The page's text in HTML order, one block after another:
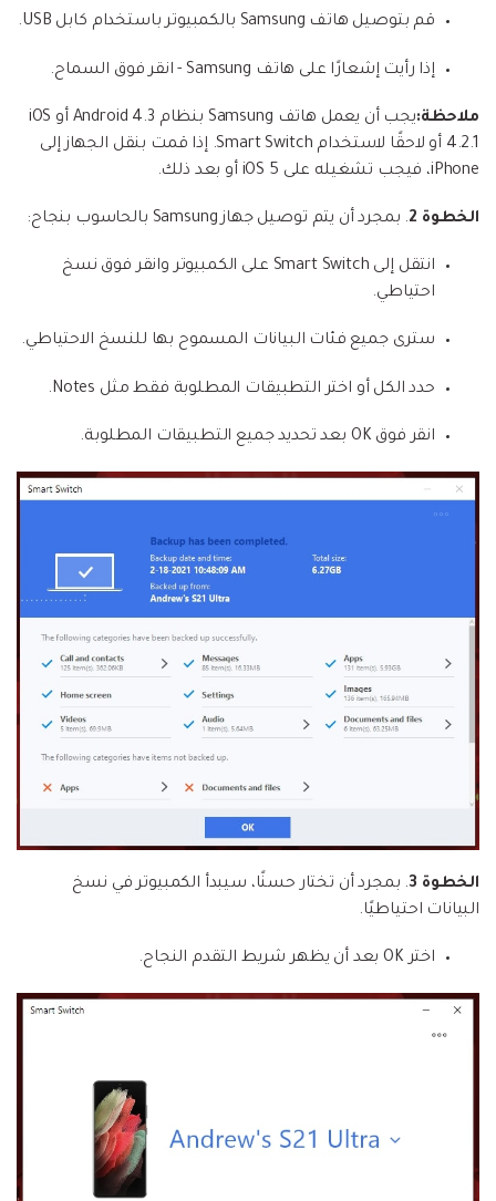
قم بتوصيل هاتف Samsung بالكمبيوتر باستخدام كابل USB.
إذا رأيت إشعارًا على هاتف Samsung - انقر فوق السماح.
ملاحظة:
يجب أن يعمل هاتف Samsung بنظام Android 4.3 أو iOS
4.2.1 أو لاحقًا لاستخدام Smart Switch. إذا قمت بنقل الجهاز إلى
iPhone، فيجب تشغيله على iOS 5 أو بعد ذلك.
الخطوة 2 . بمجرد أن يتم توصيل جهاز Samsung بالحاسوب بنجاح:
انتقل إلى Smart Switch على الكمبيوتر وانقر فوق نسخ
احتياطي.
سترى جميع فئات البيانات المسموح بها للنسخ الاحتياطي.
حدد الكل أو اختر التطبيقات المطلوبة فقط مثل Notes.
انقر فوق OK بعد تحديد جميع التطبيقات المطلوبة.
الخطوة 3
. بمجرد أن تختار حسنًا، سيبدأ الكمبيوتر في نسخ
البيانات احتياطيًا.
اختر OK بعد أن يظهر شريط التقدم النجاح.